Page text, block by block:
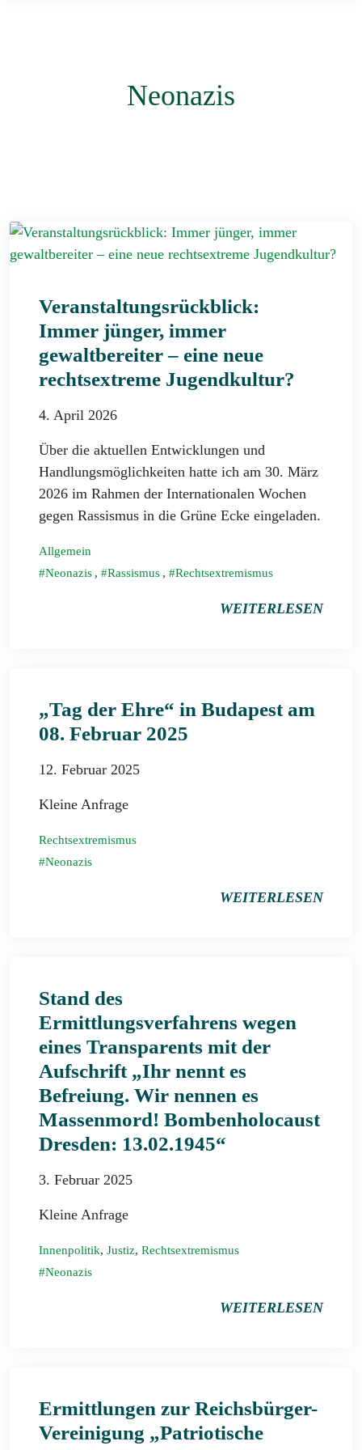
Neonazis
Veranstaltungsrückblick:
Immer jünger, immer
gewaltbereiter – eine neue
rechtsextreme Jugendkultur?
4. April 2026
Über die aktuellen Entwicklungen und
Handlungsmöglichkeiten hatte ich am 30. März
2026 im Rahmen der Internationalen Wochen
gegen Rassismus in die Grüne Ecke eingeladen.
Allgemein
Neonazis , Rassismus , Rechtsextremismus
WEITERLESEN
„Tag der Ehre“ in Budapest am
08. Februar 2025
12. Februar 2025
Kleine Anfrage
Rechtsextremismus
Neonazis
WEITERLESEN
Stand des
Ermittlungsverfahrens wegen
eines Transparents mit der
Aufschrift „Ihr nennt es
Befreiung. Wir nennen es
Massenmord! Bombenholocaust
Dresden: 13.02.1945“
3. Februar 2025
Kleine Anfrage
Innenpolitik, Justiz, Rechtsextremismus
Neonazis
WEITERLESEN
Ermittlungen zur Reichsbürger-
Vereinigung „Patriotische